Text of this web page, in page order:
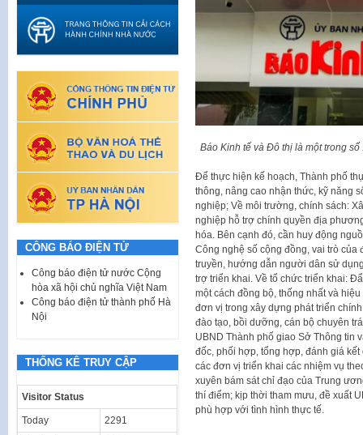
Báo Kinh tế và Đô thị là một trong
Để thực hiện kế hoạch, Thành phố
thông, nâng cao nhận thức, kỹ năng
nghiệp; Về môi trường, chính sách:
nghiệp hỗ trợ chính quyền địa
hóa. Bên cạnh đó, cần huy động
Công nghệ số cộng đồng, vai trò của
truyền, hướng dẫn người dân sử
trợ triển khai. Về tổ chức triển khai:
một cách đồng bộ, thống nhất và
đơn vị trong xây dựng phát triển
đào tạo, bồi dưỡng, cán bộ chuyên
UBND Thành phố giao Sở Thông tin
đốc, phối hợp, tổng hợp, đánh giá
các đơn vị triển khai các nhiệm vụ
xuyên bám sát chỉ đạo của Trung
thí điểm; kịp thời tham mưu, đề xuất
phù hợp với tình hình thực tế.
CÔNG BÁO ĐIỆN TỬ
Công báo điện tử nước Cộng
hòa xã hội chủ nghĩa Việt Nam
Công báo điện tử thành phố Hà
Nội
THỐNG KÊ TRUY CẬP
Visitor Status
Today 2291